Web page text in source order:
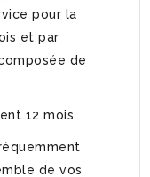
pour la
et par
de
12 mois.
de vos